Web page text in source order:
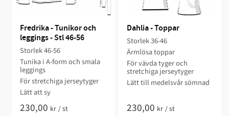
Fredrika - Tunikor och
leggings - Stl 46-56
Storlek 46-56​
Tunika i A-form och smala
leggings​
För stretchiga jerseytyger​​
Lätt att sy​​​​
230,00 kr /st
Dahlia - Toppar
Storlek 36-46​
Ärmlösa toppar​
För vävda tyger och
stretchiga jerseytyger
Lätt till medelsvår sömnad​​
230,00 kr /st